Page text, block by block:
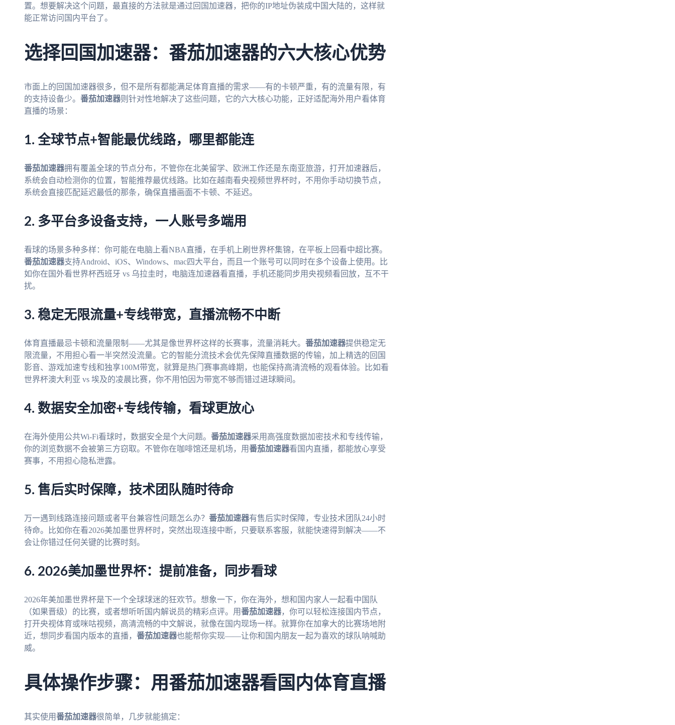
置。想要解决这个问题，最直接的方法就是通过回国加速器，把你的IP地址伪装成中国大陆的，这样就
能正常访问国内平台了。
选择回国加速器：番茄加速器的六大核心优势
市面上的回国加速器很多，但不是所有都能满足体育直播的需求——有的卡顿严重，有的流量有限，有
的支持设备少。 番茄加速器则针对性地解决了这些问题，它的六大核心功能，正好适配海外用户看体育
直播的场景：
1. 全球节点+智能最优线路，哪里都能连
番茄加速器拥有覆盖全球的节点分布，不管你在北美留学、欧洲工作还是东南亚旅游，打开加速器后，
系统会自动检测你的位置，智能推荐最优线路。比如在越南看央视频世界杯时，不用你手动切换节点，
系统会直接匹配延迟最低的那条，确保直播画面不卡顿、不延迟。
2. 多平台多设备支持，一人账号多端用
看球的场景多种多样：你可能在电脑上看NBA直播，在手机上刷世界杯集锦，在平板上回看中超比赛。
番茄加速器支持Android、iOS、Windows、mac四大平台，而且一个账号可以同时在多个设备上使用。比
如你在国外看世界杯西班牙 vs 乌拉圭时，电脑连加速器看直播，手机还能同步用央视频看回放，互不干
扰。
3. 稳定无限流量+专线带宽，直播流畅不中断
体育直播最忌卡顿和流量限制——尤其是像世界杯这样的长赛事，流量消耗大。 番茄加速器提供稳定无
限流量，不用担心看一半突然没流量。它的智能分流技术会优先保障直播数据的传输，加上精选的回国
影音、游戏加速专线和独享100M带宽，就算是热门赛事高峰期，也能保持高清流畅的观看体验。比如看
世界杯澳大利亚 vs 埃及的凌晨比赛，你不用怕因为带宽不够而错过进球瞬间。
4. 数据安全加密+专线传输，看球更放心
在海外使用公共Wi-Fi看球时，数据安全是个大问题。 番茄加速器采用高强度数据加密技术和专线传输，
你的浏览数据不会被第三方窃取。不管你在咖啡馆还是机场，用番茄加速器看国内直播，都能放心享受
赛事，不用担心隐私泄露。
5. 售后实时保障，技术团队随时待命
万一遇到线路连接问题或者平台兼容性问题怎么办？ 番茄加速器有售后实时保障，专业技术团队24小时
待命。比如你在看2026美加墨世界杯时，突然出现连接中断，只要联系客服，就能快速得到解决——不
会让你错过任何关键的比赛时刻。
6. 2026美加墨世界杯：提前准备，同步看球
2026年美加墨世界杯是下一个全球球迷的狂欢节。想象一下，你在海外，想和国内家人一起看中国队
（如果晋级）的比赛，或者想听听国内解说员的精彩点评。用番茄加速器，你可以轻松连接国内节点，
打开央视体育或咪咕视频，高清流畅的中文解说，就像在国内现场一样。就算你在加拿大的比赛场地附
近，想同步看国内版本的直播， 番茄加速器也能帮你实现——让你和国内朋友一起为喜欢的球队呐喊助
威。
具体操作步骤：用番茄加速器看国内体育直播
其实使用番茄加速器很简单，几步就能搞定：